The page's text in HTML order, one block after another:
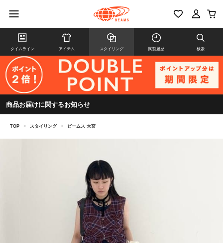
タイムライン アイテム スタイリング 閲覧履歴 検索
商品お届けに関するお知らせ
TOP > スタイリング > ビームス 大宮